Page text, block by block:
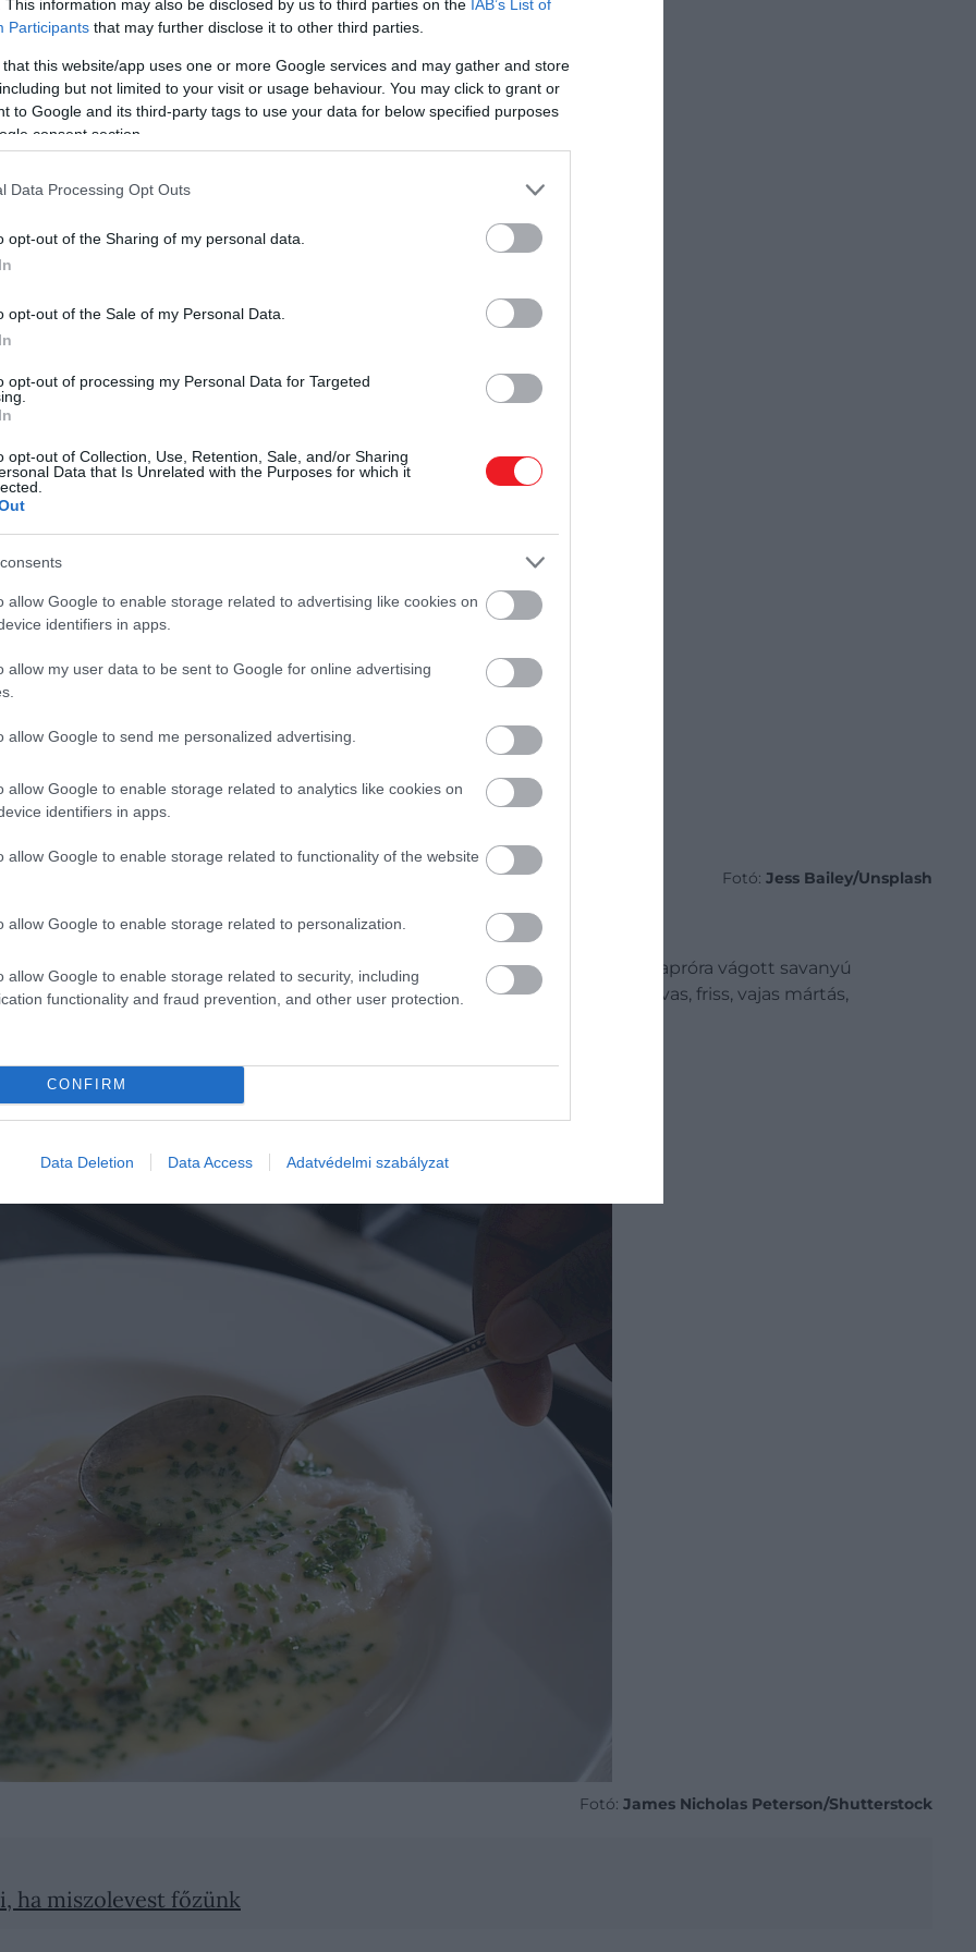
This information may also be disclosed by us to third parties on the IAB’s List of
Participants that may further disclose it to other third parties.
that this website/app uses one or more Google services and may gather and store
but not limited to your visit or usage behaviour. You may click to grant or
to Google and its third-party tags to use your data for below specified purposes
consent section.
Data Processing Opt Outs
opt-out of the Sharing of my personal data.
opt-out of the Sale of my Personal Data.
opt-out of processing my Personal Data for Targeted
opt-out of Collection, Use, Retention, Sale, and/or Sharing
Data that Is Unrelated with the Purposes for which it
allow Google to enable storage related to advertising like cookies on
identifiers in apps.
allow my user data to be sent to Google for online advertising
allow Google to send me personalized advertising.
allow Google to enable storage related to analytics like cookies on
identifiers in apps.
allow Google to enable storage related to functionality of the website
allow Google to enable storage related to personalization.
allow Google to enable storage related to security, including
functionality and fraud prevention, and other user protection.
CONFIRM
Data Deletion Data Access Adatvédelmi szabályzat
Fotó: Jess Bailey/Unsplash
belőle . Ilyenkor fehérbor, ecet, mogyoróhagyma, tárkony, kapribogyó, apróra vágott savanyú
Az eredmény a klasszikus beurre blanc könnyedebb rokona: savas, friss, vajas mártás,
Fotó: James Nicholas Peterson/Shutterstock
ha miszolevest főzünk